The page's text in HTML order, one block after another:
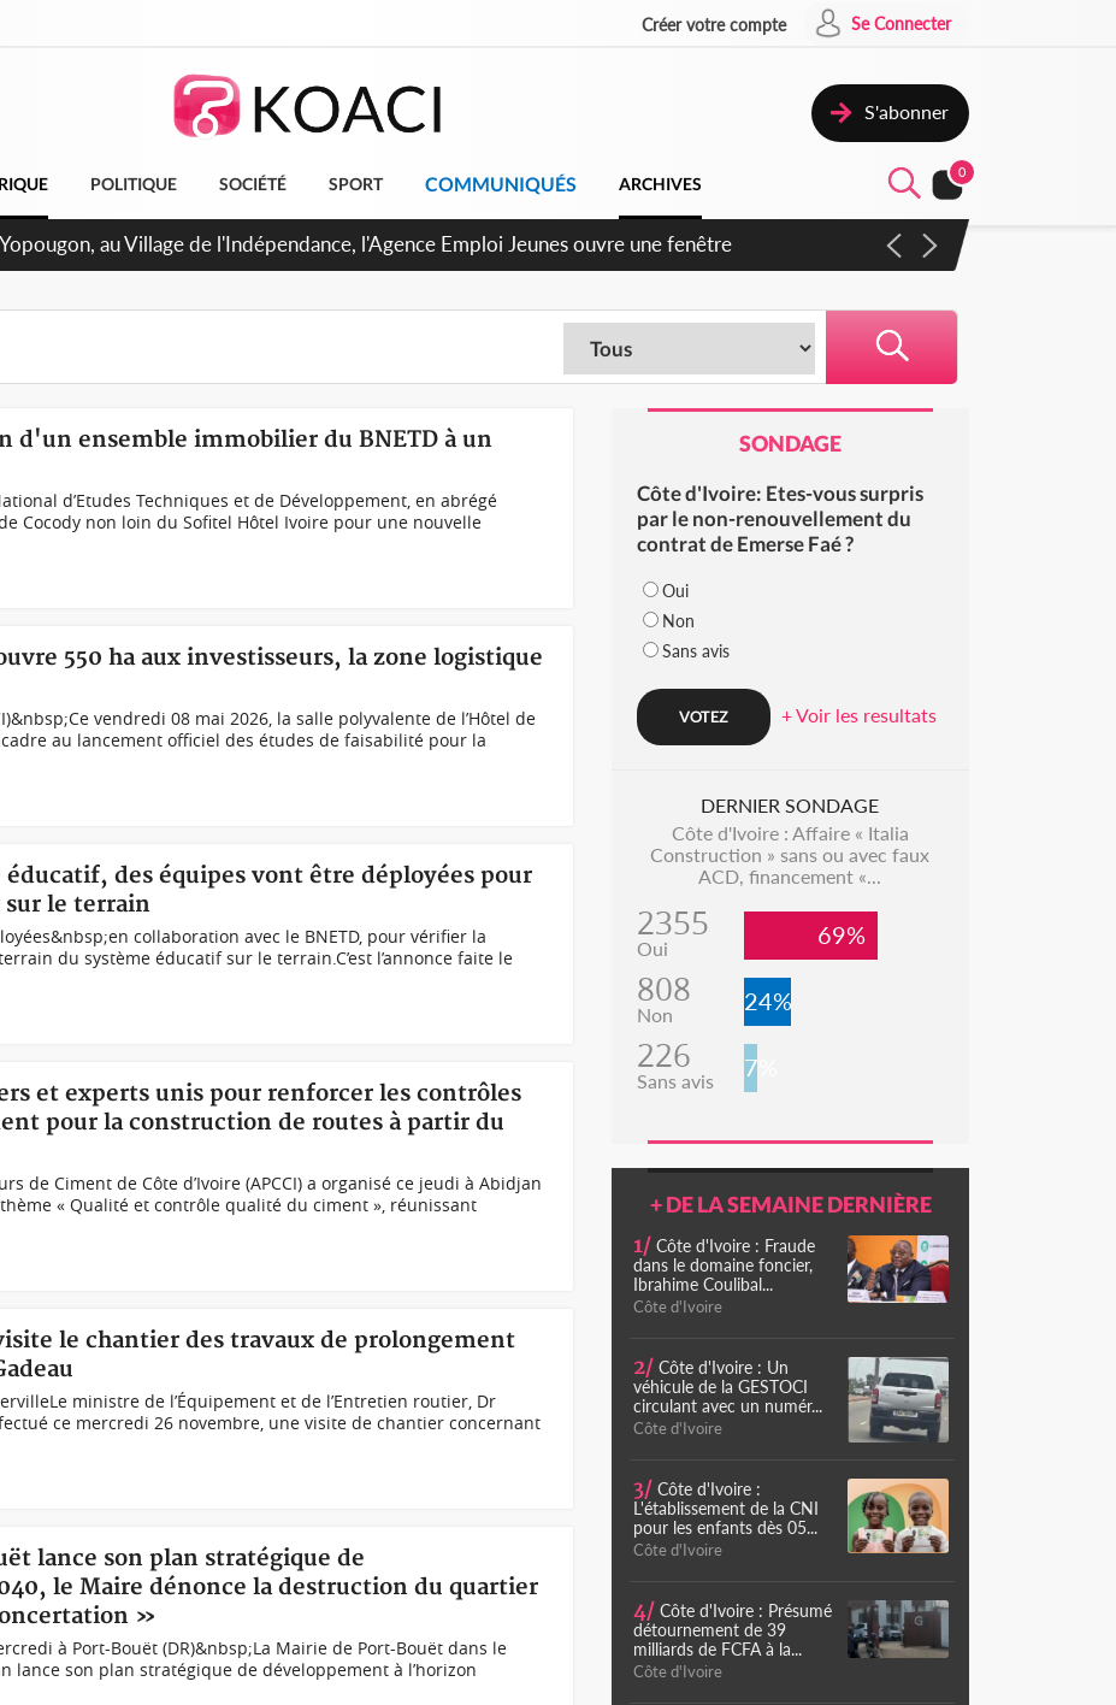
Créer votre compte Se Connecter
S'abonner
POLITIQUE SOCIÉTÉ SPORT COMMUNIQUÉS ARCHIVES
0
de Treichville, après la fronde, les agents contractuels obtiennent un accord avec la
d'un ensemble immobilier du BNETD à un
d’Etudes Techniques et de Développement, en abrégé
Cocody non loin du Sofitel Hôtel Ivoire pour une nouvelle
550 ha aux investisseurs, la zone logistique
vendredi 08 mai 2026, la salle polyvalente de l’Hôtel de
au lancement officiel des études de faisabilité pour la
des équipes vont être déployées pour
le terrain
collaboration avec le BNETD, pour vérifier la
du système éducatif sur le terrain.C’est l’annonce faite le
et experts unis pour renforcer les contrôles
pour la construction de routes à partir du
de Ciment de Côte d’Ivoire (APCCI) a organisé ce jeudi à Abidjan
« Qualité et contrôle qualité du ciment », réunissant
le chantier des travaux de prolongement
ministre de l’Équipement et de l’Entretien routier, Dr
ce mercredi 26 novembre, une visite de chantier concernant
lance son plan stratégique de
le Maire dénonce la destruction du quartier
»
à Port-Bouët (DR)&nbsp;La Mairie de Port-Bouët dans le
lance son plan stratégique de développement à l’horizon
SONDAGE
Côte d'Ivoire: Etes-vous surpris
par le non-renouvellement du
contrat de Emerse Faé ?
Oui
Non
Sans avis
+ Voir les resultats
DERNIER SONDAGE
Côte d'Ivoire : Affaire « Italia
Construction » sans ou avec faux
ACD, financement «...
2355
Oui 69%
808
Non 24%
226
Sans avis 7%
+ DE LA SEMAINE DERNIÈRE
1/ Côte d'Ivoire : Fraude
dans le domaine foncier,
Ibrahime Coulibal...
Côte d'Ivoire
2/ Côte d'Ivoire : Un
véhicule de la GESTOCI
circulant avec un numér...
Côte d'Ivoire
3/ Côte d'Ivoire :
L'établissement de la CNI
pour les enfants dès 05...
Côte d'Ivoire
4/ Côte d'Ivoire : Présumé
détournement de 39
milliards de FCFA à la...
Côte d'Ivoire